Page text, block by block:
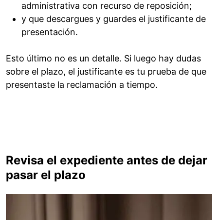
administrativa con recurso de reposición;
y que descargues y guardes el justificante de
presentación.
Esto último no es un detalle. Si luego hay dudas
sobre el plazo, el justificante es tu prueba de que
presentaste la reclamación a tiempo.
Revisa el expediente antes de dejar
pasar el plazo